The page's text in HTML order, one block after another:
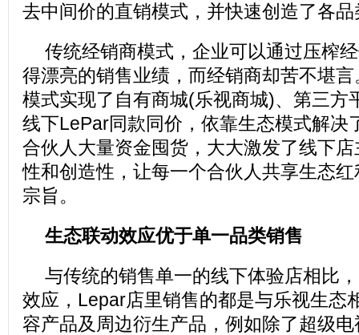
去中间价的直销模式，并快速创造了各
传统经销商模式，企业可以通过压榨
得漂亮的销售业绩，而经销商却苦不堪
模式实现了自有商城(乐视商城)、第三方
线下LePar同款同价，依靠生态模式解决
合伙人大量资金囤货，大大激发了线下
性和创造性，让每一个合伙人共享生态
宗旨。
生态联动效应优于单一品类销售
与传统的销售单一的线下体验店相比
效应，Lepar店里销售的都是与乐视生态
容产品及周边衍生产品，例如除了超级